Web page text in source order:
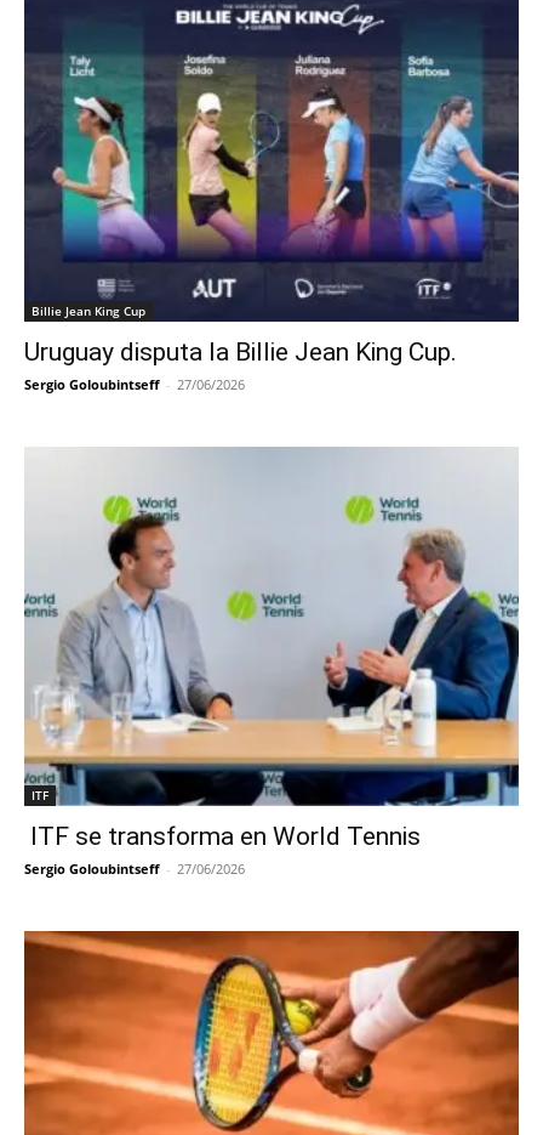
Billie Jean King Cup
Uruguay disputa la Billie Jean King Cup.
Sergio Goloubintseff - 27/06/2026
ITF
ITF se transforma en World Tennis
Sergio Goloubintseff - 27/06/2026